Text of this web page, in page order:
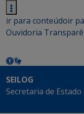
ir para conteúdoir
Ouvidoria
SEILOG
Secretaria de